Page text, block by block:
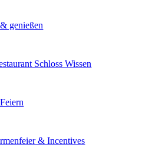
genießen
Schloss Wissen
& Incentives